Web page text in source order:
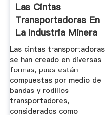
Las Cintas
Transportadoras En
La Industria Minera
...
Las cintas transportadoras
se han creado en diversas
formas, pues están
compuestas por medio de
bandas y rodillos
transportadores,
considerados como